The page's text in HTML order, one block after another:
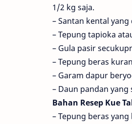
1/2 kg saja.
– Santan kental
– Tepung tapioka
– Gula pasir
– Tepung beras
– Garam dapur
– Daun pandan
Bahan Resep Kue
– Tepung beras